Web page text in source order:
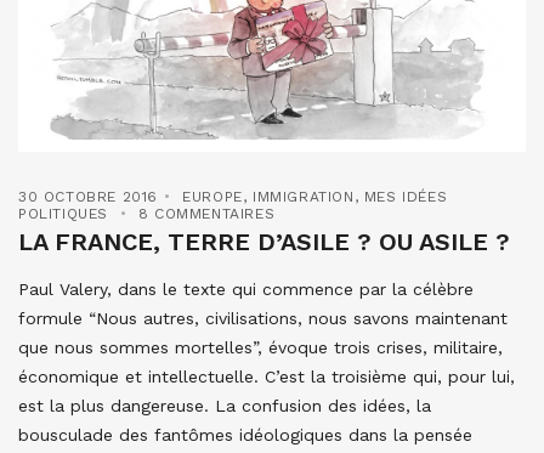
30 OCTOBRE 2016 EUROPE, IMMIGRATION , MES IDÉES
POLITIQUES
8 COMMENTAIRES
LA FRANCE, TERRE D’ASILE ? OU ASILE ?
Paul Valery, dans le texte qui commence par la célèbre
formule “Nous autres, civilisations, nous savons maintenant
que nous sommes mortelles”, évoque trois crises, militaire,
économique et intellectuelle. C’est la troisième qui, pour lui,
est la plus dangereuse. La confusion des idées, la
bousculade des fantômes idéologiques dans la pensée